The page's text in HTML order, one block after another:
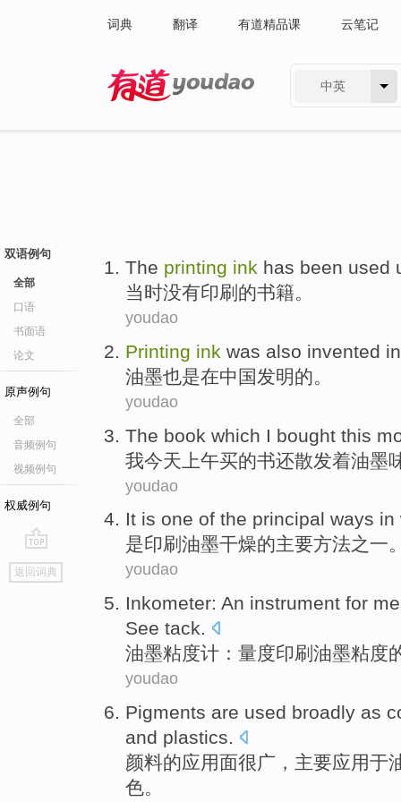
词典 翻译 有道精品课 云笔记
中英
双语例句
全部
口语
书面语
论文
原声例句
全部
音频例句
视频例句
权威例句
go
top
返回词典
The printing ink has been used
当时没有印刷的书籍。
youdao
Printing ink was also invented in
油墨也是在中国发明的。
youdao
The book which I bought this
我今天 上午买的书还散发着油墨
youdao
It is one of the principal ways in
是印刷 油墨干燥的主要方法之一
youdao
Inkometer: An instrument for
See tack.
油墨粘度计：量度印刷 油墨粘度
youdao
Pigments are used broadly as
and plastics.
颜料的应用面很广，主要应用于
色。